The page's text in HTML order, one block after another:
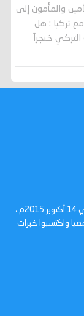
والمأمون إلى
تركيا : هل
خنجراً
عدن تايم - صحيفة الكترونية تأسست في مدينة عدن في 14 أكتوبر 2015م ،
واكتسبوا خبرات